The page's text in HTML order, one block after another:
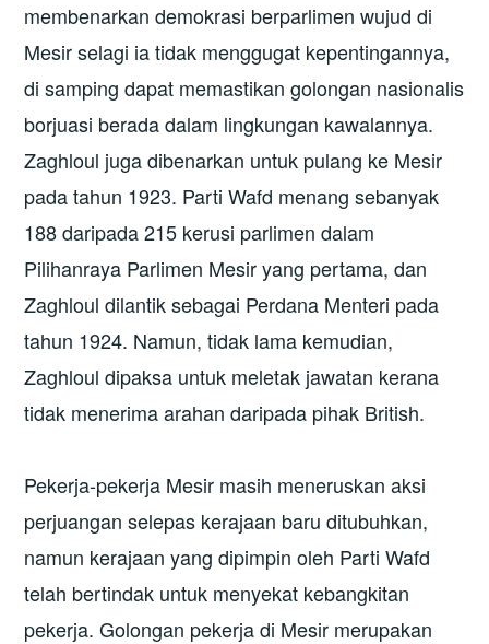
membenarkan demokrasi berparlimen wujud di
Mesir selagi ia tidak menggugat kepentingannya,
di samping dapat memastikan golongan nasionalis
borjuasi berada dalam lingkungan kawalannya.
Zaghloul juga dibenarkan untuk pulang ke Mesir
pada tahun 1923. Parti Wafd menang sebanyak
188 daripada 215 kerusi parlimen dalam
Pilihanraya Parlimen Mesir yang pertama, dan
Zaghloul dilantik sebagai Perdana Menteri pada
tahun 1924. Namun, tidak lama kemudian,
Zaghloul dipaksa untuk meletak jawatan kerana
tidak menerima arahan daripada pihak British.
Pekerja-pekerja Mesir masih meneruskan aksi
perjuangan selepas kerajaan baru ditubuhkan,
namun kerajaan yang dipimpin oleh Parti Wafd
telah bertindak untuk menyekat kebangkitan
pekerja. Golongan pekerja di Mesir merupakan